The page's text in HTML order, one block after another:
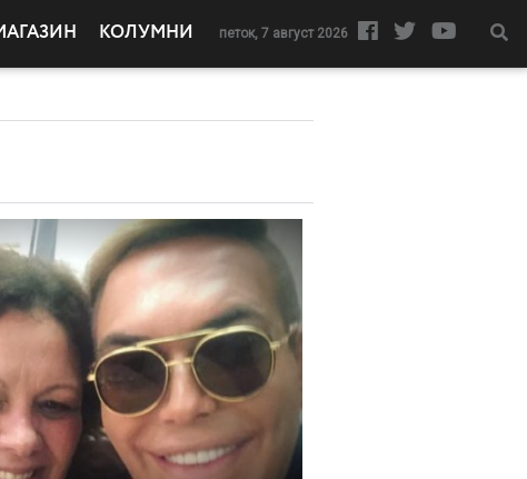
КОЛУМНИ петок, 7 август 2026